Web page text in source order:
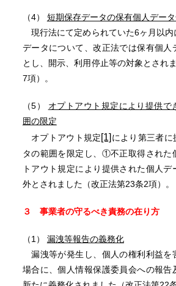
（4） 短期保存データの保有個人デー
現行法にて定められていた6ヶ月以内
データについて、改正法では保有個人
とし、開示、利用停止等の対象とされ
7項）。
（5） オプトアウト規定により提供で
囲の限定
オプトアウト規定[1] により第三者に
タの範囲を限定し、①不正取得され
トアウト規定により提供された個人デ
外とされました（改正法第23条2項）。
３ 事業者の守るべき責務の在り方
（1） 漏洩等報告の義務化
漏洩等が発生し、個人の権利利益を
場合に、個人情報保護委員会への報告